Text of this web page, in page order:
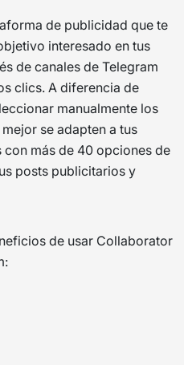
de publicidad que te
interesado en tus
de canales de Telegram
clics. A diferencia de
manualmente los
se adapten a tus
más de 40 opciones de
posts publicitarios y
de usar Collaborator